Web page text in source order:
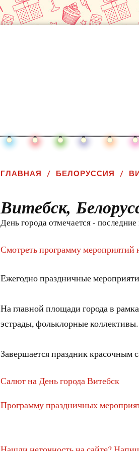
ГЛАВНАЯ БЕЛОРУССИЯ
Витебск,
День города отмечается -
Смотреть программу мероприятий
Ежегодно праздничные
На главной площади города в
эстрады, фольклорные коллективы.
Завершается праздник красочным
Салют на День города Витебск
Программу праздничных